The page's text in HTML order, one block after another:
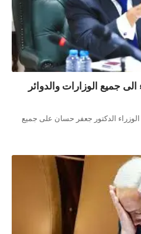
الوزارات والدوائر
الدكتور جعفر حسان على جميع